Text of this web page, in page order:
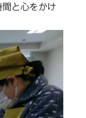
と心をかけ